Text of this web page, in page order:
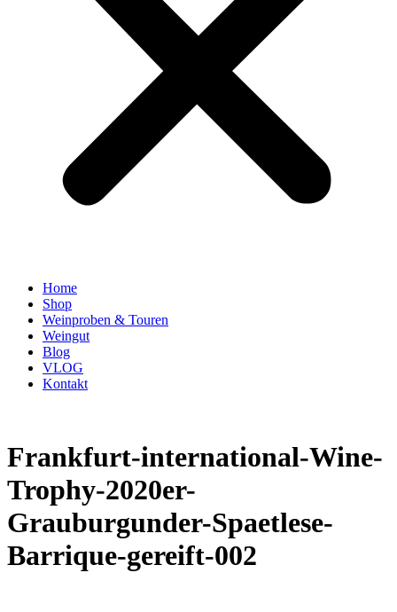
Home
Shop
Weinproben & Touren
Weingut
Blog
VLOG
Kontakt
Frankfurt-international-Wine-
Trophy-2020er-
Grauburgunder-Spaetlese-
Barrique-gereift-002